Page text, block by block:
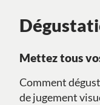
Mettez tous
Comment
de jugement